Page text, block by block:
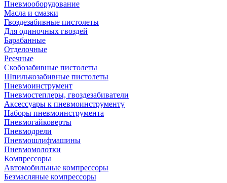
Пневмооборудование
Масла и смазки
Гвоздезабивные пистолеты
Для одиночных гвоздей
Барабанные
Отделочные
Реечные
Скобозабивные пистолеты
Шпилькозабивные пистолеты
Пневмоинструмент
Пневмостеплеры, гвоздезабиватели
Аксессуары к пневмоинструменту
Наборы пневмоинструмента
Пневмогайковерты
Пневмодрели
Пневмошлифмашины
Пневмомолотки
Компрессоры
Автомобильные компрессоры
Безмасляные компрессоры